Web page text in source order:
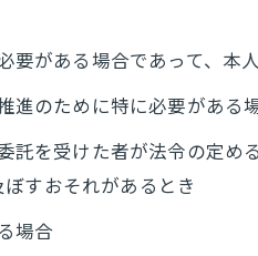
がある場合であって、本
進のために特に必要がある
託を受けた者が法令の定
すおそれがあるとき
場合